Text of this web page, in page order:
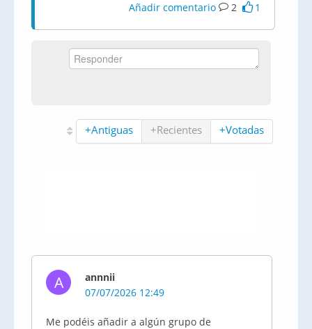
Añadir comentario 2 1
+Antiguas +Recientes +Votadas
A
annnii
07/07/2026 12:49
Me podéis añadir a algún grupo de